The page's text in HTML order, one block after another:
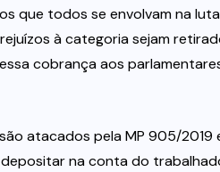
que todos se envolvam na
à categoria sejam
cobrança aos
atacados pela MP 905/2019
na conta do